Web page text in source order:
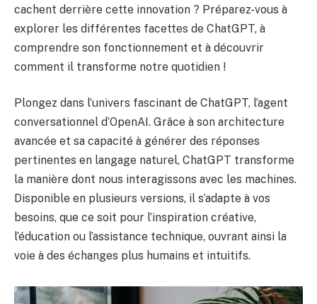
cachent derrière cette innovation ? Préparez-vous à
explorer les différentes facettes de ChatGPT, à
comprendre son fonctionnement et à découvrir
comment il transforme notre quotidien !
Plongez dans l’univers fascinant de ChatGPT, l’agent
conversationnel d’OpenAI. Grâce à son architecture
avancée et sa capacité à générer des réponses
pertinentes en langage naturel, ChatGPT transforme
la manière dont nous interagissons avec les machines.
Disponible en plusieurs versions, il s’adapte à vos
besoins, que ce soit pour l’inspiration créative,
l’éducation ou l’assistance technique, ouvrant ainsi la
voie à des échanges plus humains et intuitifs.